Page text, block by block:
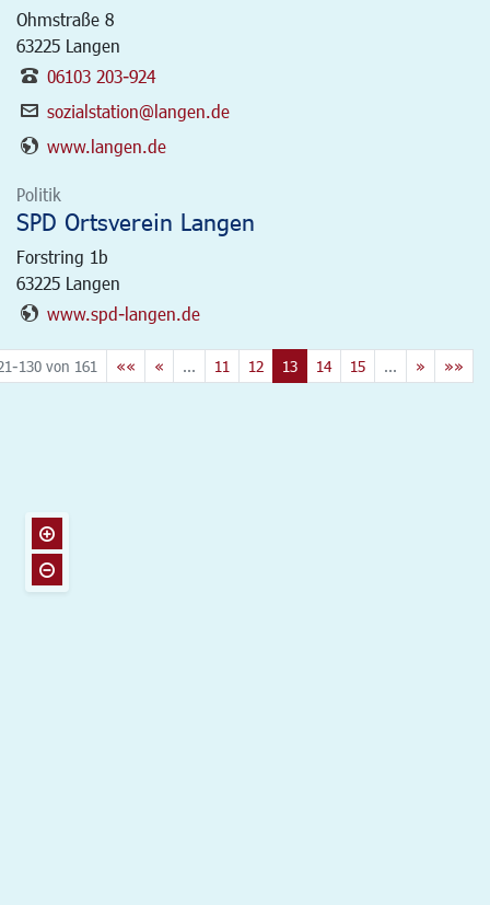
Ohmstraße 8
63225 Langen
06103 203-924
sozialstation@langen.de
www.langen.de
Politik
SPD Ortsverein Langen
Forstring 1b
63225 Langen
www.spd-langen.de
130 von 161 «« « ... 11 12 13 14 15 ... » »»